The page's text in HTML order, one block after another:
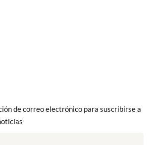
de correo electrónico para suscribirse a